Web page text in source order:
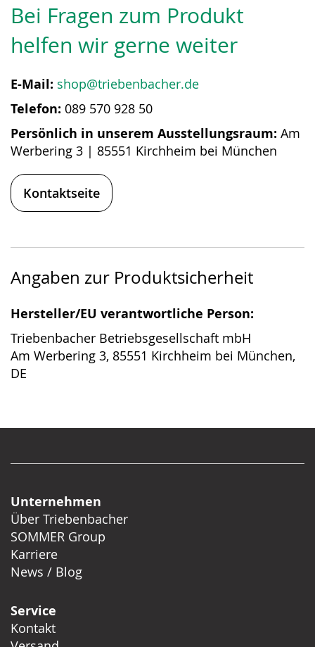
Bei Fragen zum Produkt
helfen wir gerne weiter
E-Mail: shop@triebenbacher.de
Telefon: 089 570 928 50
Persönlich in unserem Ausstellungsraum: Am
Werbering 3 | 85551 Kirchheim bei München
Kontaktseite
Angaben zur Produktsicherheit
Hersteller/EU verantwortliche Person:
Triebenbacher Betriebsgesellschaft mbH
Am Werbering 3, 85551 Kirchheim bei München,
DE
Unternehmen
Über Triebenbacher
SOMMER Group
Karriere
News / Blog
Service
Kontakt